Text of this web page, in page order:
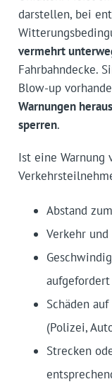
darstellen, bei
vermehrt
Fahrbahndecke.
Blow-up
Warnungen
sperren.
Ist eine Warnung
Abstand
Verkehr
Schäden
(Polizei,
Strecken